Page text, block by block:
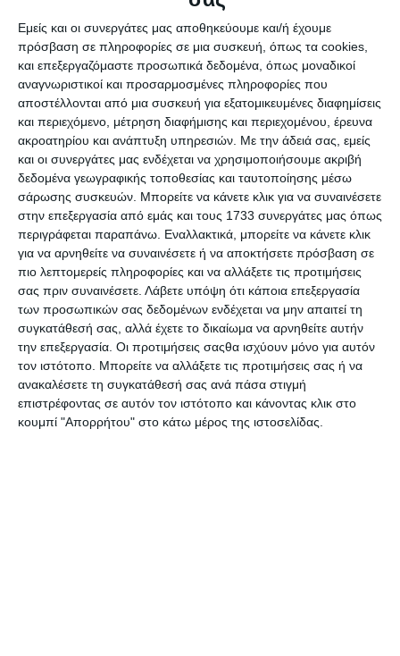
Εμείς και οι συνεργάτες μας αποθηκεύουμε και/ή έχουμε
πρόσβαση σε πληροφορίες σε μια συσκευή, όπως τα cookies,
και επεξεργαζόμαστε προσωπικά δεδομένα, όπως μοναδικοί
αναγνωριστικοί και προσαρμοσμένες πληροφορίες που
αποστέλλονται από μια συσκευή για εξατομικευμένες διαφημίσεις
και περιεχόμενο, μέτρηση διαφήμισης και περιεχομένου, έρευνα
ακροατηρίου και ανάπτυξη υπηρεσιών. Με την άδειά σας, εμείς
και οι συνεργάτες μας ενδέχεται να χρησιμοποιήσουμε ακριβή
δεδομένα γεωγραφικής τοποθεσίας και ταυτοποίησης μέσω
σάρωσης συσκευών. Μπορείτε να κάνετε κλικ για να συναινέσετε
στην επεξεργασία από εμάς και τους 1733 συνεργάτες μας όπως
περιγράφεται παραπάνω. Εναλλακτικά, μπορείτε να κάνετε κλικ
για να αρνηθείτε να συναινέσετε ή να αποκτήσετε πρόσβαση σε
πιο λεπτομερείς πληροφορίες και να αλλάξετε τις προτιμήσεις
σας πριν συναινέσετε. Λάβετε υπόψη ότι κάποια επεξεργασία
των προσωπικών σας δεδομένων ενδέχεται να μην απαιτεί τη
συγκατάθεσή σας, αλλά έχετε το δικαίωμα να αρνηθείτε αυτήν
την επεξεργασία. Οι προτιμήσεις σαςθα ισχύουν μόνο για αυτόν
τον ιστότοπο. Μπορείτε να αλλάξετε τις προτιμήσεις σας ή να
ανακαλέσετε τη συγκατάθεσή σας ανά πάσα στιγμή
επιστρέφοντας σε αυτόν τον ιστότοπο και κάνοντας κλικ στο
κουμπί "Απορρήτου" στο κάτω μέρος της ιστοσελίδας.
ενημέρωση του ασθενούς, η οποία βασίζεται σε έγκυρα
και πρόσφατα στοιχεία και αποτελεί προϋπόθεση για την
ορθή επιλογή θεραπευτικού δρόμου.
Η ιστοσελίδα περιέχει χρήσιμο
ιατρικό υλικό και δημοσιεύσεις
του γιατρού
Πελάτης:
Στέφανος Αναστασόπουλος
Τοποθεσία:
Αθήνα, Ρόδος
Υπηρεσίες :
Website
Ιστότοπος:
www.anastasopoulosstefanos.gr